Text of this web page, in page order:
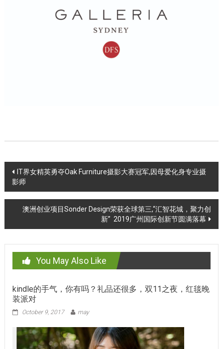
Post
navigation
IT界女精英勇夺Oak Furniture摄影大赛冠军,因母爱化身专业摄
影师
澳洲创业项目Sonder Design荣获全球第三,“汇智花城，聚力创
新” 2019广州国际创新节圆满落幕
You May Also Like
kindle的手气，你有吗？礼品还很多，双11之夜，红毯晚
装派对
October 9, 2017 may